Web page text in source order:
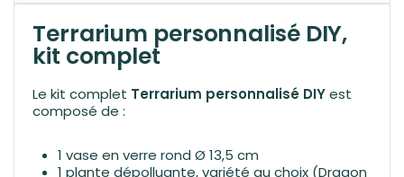
Terrarium personnalisé DIY,
kit complet
Le kit complet Terrarium personnalisé DIYest
composé de :
1 vase en verre rond Ø 13,5 cm
1 plante dépolluante, variété au choix (Dragon